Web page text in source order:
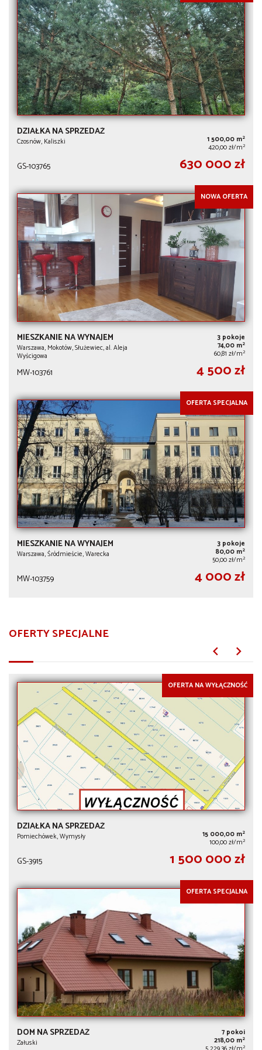
DZIAŁKA NA SPRZEDAŻ
Czosnów, Kaliszki 1 500,00 m2
420,00 zł/m2
GS-103765 630 000 zł
NOWA OFERTA
MIESZKANIE NA WYNAJEM
Warszawa, Mokotów, Służewiec, al. Aleja
Wyścigowa
3 pokoje
74,00 m2
60,81 zł/m2
MW-103761 4 500 zł
OFERTA SPECJALNA
MIESZKANIE NA WYNAJEM
Warszawa, Śródmieście, Warecka
3 pokoje
80,00 m2
50,00 zł/m2
MW-103759 4 000 zł
OFERTY SPECJALNE
OFERTA NA WYŁĄCZNOŚĆ
DZIAŁKA NA SPRZEDAŻ
Pomiechówek, Wymysły 15 000,00 m2
100,00 zł/m2
GS-3915 1 500 000 zł
OFERTA SPECJALNA
DOM NA SPRZEDAŻ
Załuski
7 pokoi
218,00 m2
2